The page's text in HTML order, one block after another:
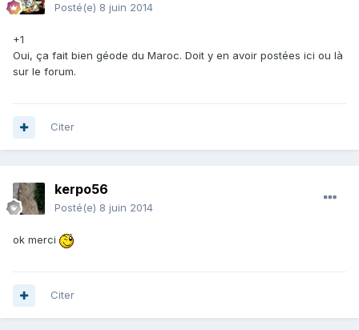
Posté(e) 8 juin 2014
+1
Oui, ça fait bien géode du Maroc. Doit y en avoir postées ici ou là
sur le forum.
Citer
kerpo56
Posté(e) 8 juin 2014
ok merci
Citer